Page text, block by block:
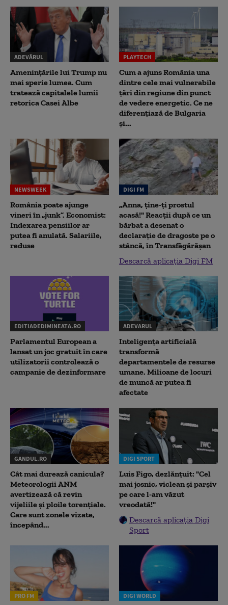
ADEVĂRUL
Amenințările lui Trump nu
mai sperie lumea. Cum
tratează capitalele lumii
retorica Casei Albe
PLAYTECH
Cum a ajuns România una
dintre cele mai vulnerabile
țări din regiune din punct
de vedere energetic. Ce ne
diferențiază de Bulgaria
și...
NEWSWEEK
România poate ajunge
vineri în „junk”. Economist:
Indexarea pensiilor ar
putea fi anulată. Salariile,
reduse
DIGI FM
„Anna, ţine-ţi prostul
acasă!" Reacţii după ce un
bărbat a desenat o
declaraţie de dragoste pe o
stâncă, în Transfăgărăşan
Descarcă aplicația Digi FM
EDITIADEDIMINEATA.RO
Parlamentul European a
lansat un joc gratuit în care
utilizatorii controlează o
campanie de dezinformare
ADEVARUL
Inteligența artificială
transformă
departamentele de resurse
umane. Milioane de locuri
de muncă ar putea fi
afectate
GANDUL.RO
Cât mai durează canicula?
Meteorologii ANM
avertizează că revin
vijeliile și ploile torențiale.
Care sunt zonele vizate,
începând...
DIGI SPORT
Luis Figo, dezlănțuit: "Cel
mai josnic, viclean și parșiv
pe care l-am văzut
vreodată!"
Descarcă aplicația Digi
Sport
PRO FM DIGI WORLD